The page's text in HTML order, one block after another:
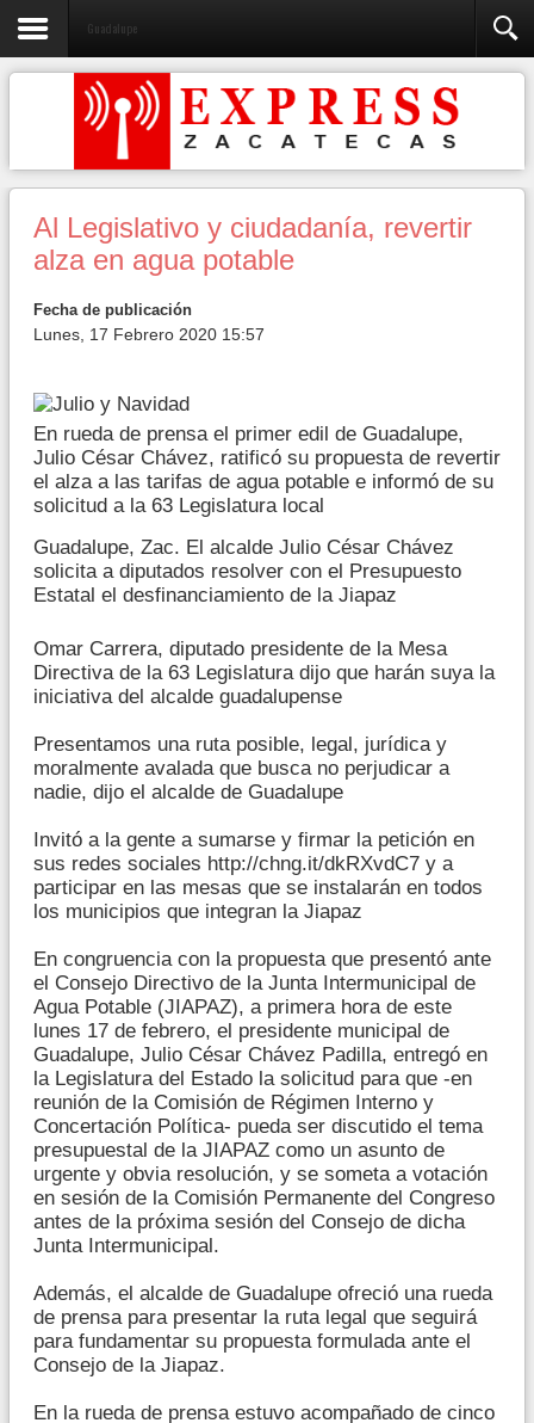
Guadalupe
Al Legislativo y ciudadanía, revertir
alza en agua potable
Fecha de publicación
Lunes, 17 Febrero 2020 15:57
En rueda de prensa el primer edil de Guadalupe,
Julio César Chávez, ratificó su propuesta de revertir
el alza a las tarifas de agua potable e informó de su
solicitud a la 63 Legislatura local
Guadalupe, Zac. El alcalde Julio César Chávez
solicita a diputados resolver con el Presupuesto
Estatal el desfinanciamiento de la Jiapaz
Omar Carrera, diputado presidente de la Mesa
Directiva de la 63 Legislatura dijo que harán suya la
iniciativa del alcalde guadalupense
Presentamos una ruta posible, legal, jurídica y
moralmente avalada que busca no perjudicar a
nadie, dijo el alcalde de Guadalupe
Invitó a la gente a sumarse y firmar la petición en
sus redes sociales http://chng.it/dkRXvdC7 y a
participar en las mesas que se instalarán en todos
los municipios que integran la Jiapaz
En congruencia con la propuesta que presentó ante
el Consejo Directivo de la Junta Intermunicipal de
Agua Potable (JIAPAZ), a primera hora de este
lunes 17 de febrero, el presidente municipal de
Guadalupe, Julio César Chávez Padilla, entregó en
la Legislatura del Estado la solicitud para que -en
reunión de la Comisión de Régimen Interno y
Concertación Política- pueda ser discutido el tema
presupuestal de la JIAPAZ como un asunto de
urgente y obvia resolución, y se someta a votación
en sesión de la Comisión Permanente del Congreso
antes de la próxima sesión del Consejo de dicha
Junta Intermunicipal.
Además, el alcalde de Guadalupe ofreció una rueda
de prensa para presentar la ruta legal que seguirá
para fundamentar su propuesta formulada ante el
Consejo de la Jiapaz.
En la rueda de prensa estuvo acompañado de cinco